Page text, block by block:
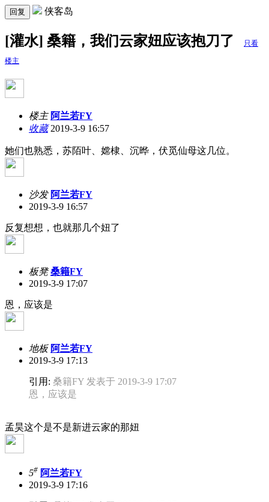
回复 侠客岛
[灌水] 桑籍，我们云家妞应该抱刀了 只看
楼主
楼主 阿兰若FY
收藏2019-3-9 16:57
她们也熟悉，苏陌叶、嫦棣、沉晔，伏觅仙母这几位。
沙发 阿兰若FY
2019-3-9 16:57
反复想想，也就那几个妞了
板凳 桑籍FY
2019-3-9 17:07
恩，应该是
地板 阿兰若FY
2019-3-9 17:13
引用: 桑籍FY 发表于 2019-3-9 17:07
恩，应该是
孟昊这个是不是新进云家的那妞
5# 阿兰若FY
2019-3-9 17:16